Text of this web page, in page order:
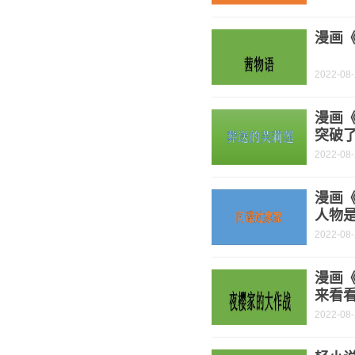
漫画
2022-
漫画
突破
2022-
漫画
人物
2022-
漫画
来看
2022-